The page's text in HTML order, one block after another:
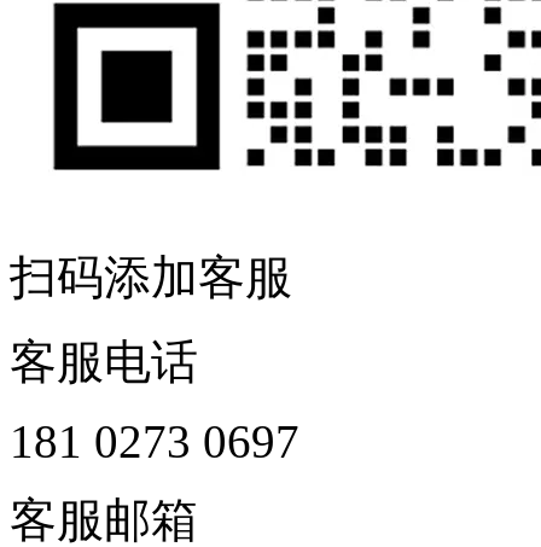
扫码添加客服
客服电话
181 0273 0697
客服邮箱